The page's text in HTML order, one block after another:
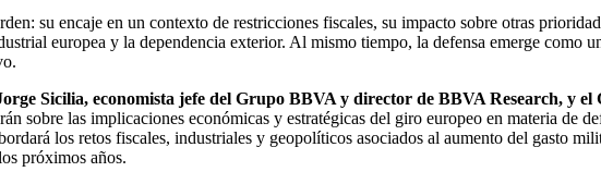
su encaje en un contexto de restricciones fiscales, su impacto sobre otras
europea y la dependencia exterior. Al mismo tiempo, la defensa emerge como
Sicilia, economista jefe del Grupo BBVA y director de BBVA Research, y
sobre las implicaciones económicas y estratégicas del giro europeo en materia de
los retos fiscales, industriales y geopolíticos asociados al aumento del gasto
próximos años.